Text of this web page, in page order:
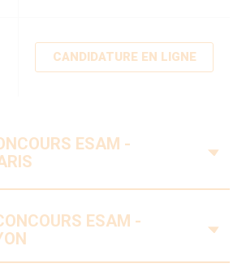
CANDIDATURE EN LIGNE
ESAM -
ESAM -